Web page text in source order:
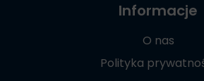
Informacje
O nas
Polityka